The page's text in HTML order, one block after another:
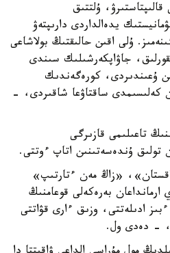
ۇلتتىق
يدەالداردى دارىپتەۋ
ۇلى اقىن حالىقتىڭ بولاشاعى
جاۋاپكەرشىلىك سىندى
ۇعىندىردى، كورەگەندىك
كەلىسىمدى ساقتاۋعا شاقىردى، -
تاعىلىمى قازىرگى
تولىق ۇندەسەتىنىن اتاپ ءوتتى.
«زاڭ مەن ءتارتىپ»
ارمانداعان بەرەكەلى قوعامنىڭ
ادىلەتتى، وزىق ءارى قۋاتتى
- دەدى ول.